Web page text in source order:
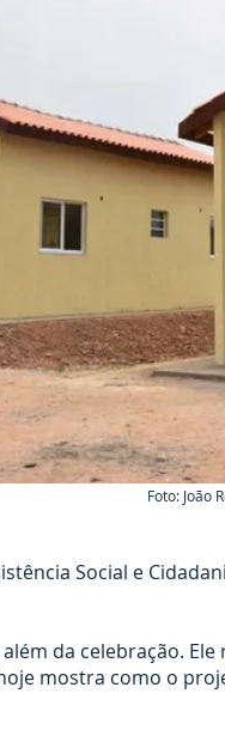
Foto: João
Social e
da celebração.
mostra como o